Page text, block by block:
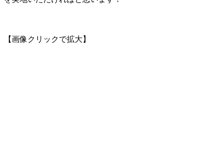
【画像クリックで拡大】